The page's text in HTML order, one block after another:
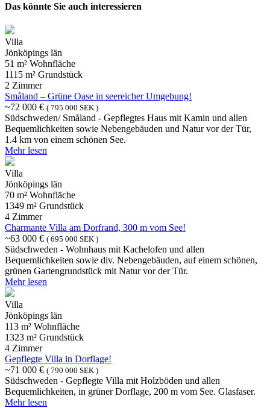
Das könnte Sie auch interessieren
Villa
Jönköpings län
51 m² Wohnfläche
1115 m² Grundstück
2 Zimmer
Småland – Grüne Oase in seereicher Umgebung!
~72 000 € ( 795 000 SEK )
Südschweden/ Småland - Gepflegtes Haus mit Kamin und allen
Bequemlichkeiten sowie Nebengebäuden und Natur vor der Tür,
1.4 km von einem schönen See.
Mehr lesen
Villa
Jönköpings län
70 m² Wohnfläche
1349 m² Grundstück
4 Zimmer
Charmante Villa am Dorfrand, 300 m vom See!
~63 000 € ( 695 000 SEK )
Südschweden - Wohnhaus mit Kachelofen und allen
Bequemlichkeiten sowie div. Nebengebäuden, auf einem schönen,
grünen Gartengrundstück mit Natur vor der Tür.
Mehr lesen
Villa
Jönköpings län
113 m² Wohnfläche
1323 m² Grundstück
4 Zimmer
Gepflegte Villa in Dorflage!
~71 000 € ( 790 000 SEK )
Südschweden - Gepflegte Villa mit Holzböden und allen
Bequemlichkeiten, in grüner Dorflage, 200 m vom See. Glasfaser.
Mehr lesen